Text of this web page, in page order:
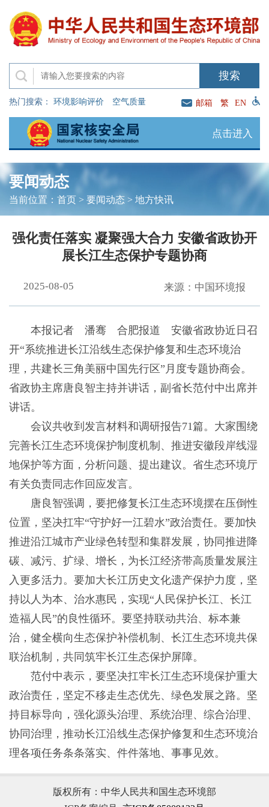
热门搜索： 环境影响评价 空气质量 邮箱 繁 EN
点击进入
要闻动态
当前位置： 首页> 要闻动态 > 地方快讯
强化责任落实 凝聚强大合力 安徽省政协开
展长江生态保护专题协商
2025-08-05 来源：中国环境报
本报记者 潘骞 合肥报道 安徽省政协近日召
开“系统推进长江沿线生态保护修复和生态环境治
理，共建长三角美丽中国先行区”月度专题协商会。
省政协主席唐良智主持并讲话，副省长范付中出席并
讲话。
会议共收到发言材料和调研报告71篇。大家围绕
完善长江生态环境保护制度机制、推进安徽段岸线湿
地保护等方面，分析问题、提出建议。省生态环境厅
有关负责同志作回应发言。
唐良智强调，要把修复长江生态环境摆在压倒性
位置，坚决扛牢“守护好一江碧水”政治责任。要加快
推进沿江城市产业绿色转型和集群发展，协同推进降
碳、减污、扩绿、增长，为长江经济带高质量发展注
入更多活力。要加大长江历史文化遗产保护力度，坚
持以人为本、治水惠民，实现“人民保护长江、长江
造福人民”的良性循环。要坚持联动共治、标本兼
治，健全横向生态保护补偿机制、长江生态环境共保
联治机制，共同筑牢长江生态保护屏障。
范付中表示，要坚决扛牢长江生态环境保护重大
政治责任，坚定不移走生态优先、绿色发展之路。坚
持目标导向，强化源头治理、系统治理、综合治理、
协同治理，推动长江沿线生态保护修复和生态环境治
理各项任务条条落实、件件落地、事事见效。
版权所有：中华人民共和国生态环境部